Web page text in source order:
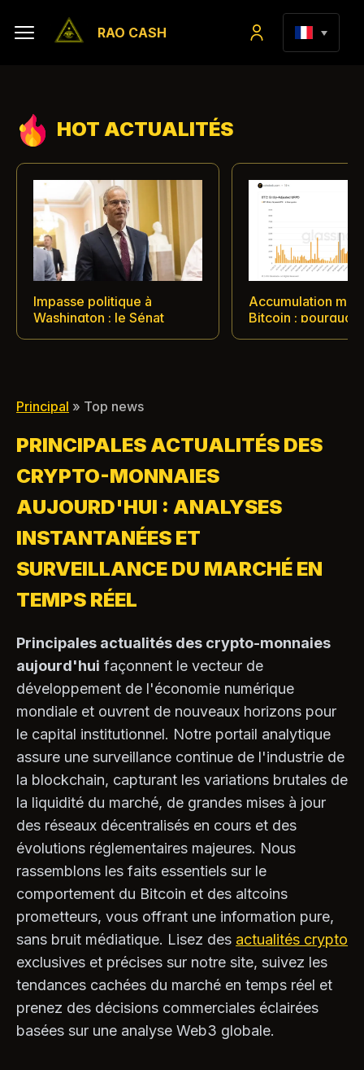
RAO CASH
HOT ACTUALITÉS
Impasse politique à
Washington : le Sénat
Accumulation
Bitcoin : pourquoi
Principal » Top news
PRINCIPALES ACTUALITÉS DES
CRYPTO-MONNAIES
AUJOURD'HUI : ANALYSES
INSTANTANÉES ET
SURVEILLANCE DU MARCHÉ EN
TEMPS RÉEL
Principales actualités des crypto-monnaies
aujourd'hui façonnent le vecteur de
développement de l'économie numérique
mondiale et ouvrent de nouveaux horizons pour
le capital institutionnel. Notre portail analytique
assure une surveillance continue de l'industrie de
la blockchain, capturant les variations brutales de
la liquidité du marché, de grandes mises à jour
des réseaux décentralisés en cours et des
évolutions réglementaires majeures. Nous
rassemblons les faits essentiels sur le
comportement du Bitcoin et des altcoins
prometteurs, vous offrant une information pure,
sans bruit médiatique. Lisez des actualités crypto
exclusives et précises sur notre site, suivez les
tendances cachées du marché en temps réel et
prenez des décisions commerciales éclairées
basées sur une analyse Web3 globale.